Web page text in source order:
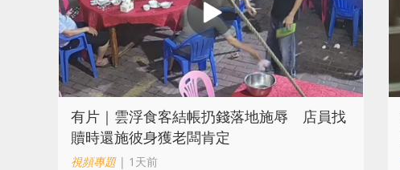
​有片｜雲浮食客結帳扔錢落地施辱 店員找
贖時還施彼身獲老闆肯定
視頻專題| 1天前